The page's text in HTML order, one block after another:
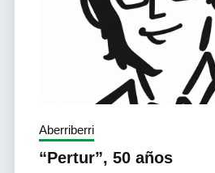
Aberriberri
“Pertur”, 50 años